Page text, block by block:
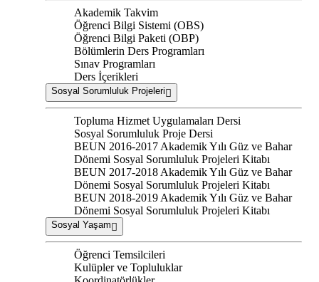
Akademik Takvim
Öğrenci Bilgi Sistemi (OBS)
Öğrenci Bilgi Paketi (OBP)
Bölümlerin Ders Programları
Sınav Programları
Ders İçerikleri
Sosyal Sorumluluk Projeleri
Topluma Hizmet Uygulamaları Dersi
Sosyal Sorumluluk Proje Dersi
BEUN 2016-2017 Akademik Yılı Güz ve Bahar
Dönemi Sosyal Sorumluluk Projeleri Kitabı
BEUN 2017-2018 Akademik Yılı Güz ve Bahar
Dönemi Sosyal Sorumluluk Projeleri Kitabı
BEUN 2018-2019 Akademik Yılı Güz ve Bahar
Dönemi Sosyal Sorumluluk Projeleri Kitabı
Sosyal Yaşam
Öğrenci Temsilcileri
Kulüpler ve Topluluklar